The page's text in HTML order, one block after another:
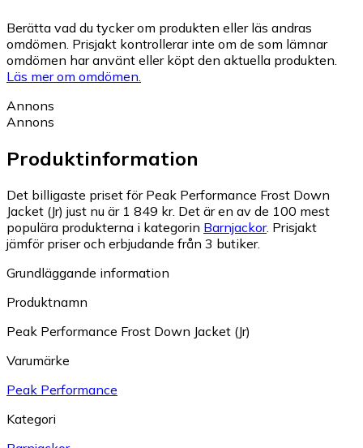
Berätta vad du tycker om produkten eller läs andras
omdömen. Prisjakt kontrollerar inte om de som lämnar
omdömen har använt eller köpt den aktuella produkten.
Läs mer om omdömen.
Annons
Annons
Produktinformation
Det billigaste priset för Peak Performance Frost Down
Jacket (Jr) just nu är 1 849 kr. Det är en av de 100 mest
populära produkterna i kategorin Barnjackor. Prisjakt
jämför priser och erbjudande från 3 butiker.
Grundläggande information
Produktnamn
Peak Performance Frost Down Jacket (Jr)
Varumärke
Peak Performance
Kategori